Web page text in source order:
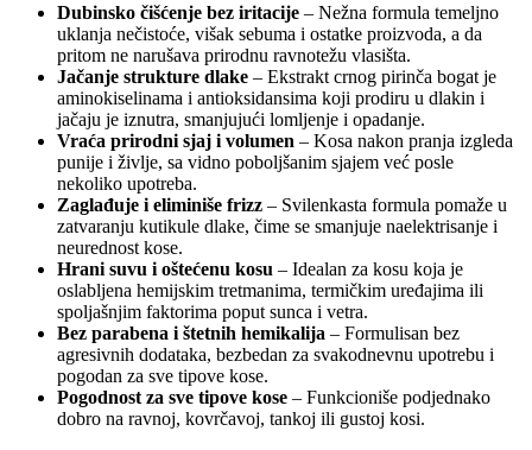
Dubinsko čišćenje bez iritacije – Nežna formula temeljno
uklanja nečistoće, višak sebuma i ostatke proizvoda, a da
pritom ne narušava prirodnu ravnotežu vlasišta.
Jačanje strukture dlake – Ekstrakt crnog pirinča bogat je
aminokiselinama i antioksidansima koji prodiru u dlakin i
jačaju je iznutra, smanjujući lomljenje i opadanje.
Vraća prirodni sjaj i volumen – Kosa nakon pranja izgleda
punije i življe, sa vidno poboljšanim sjajem već posle
nekoliko upotreba.
Zaglađuje i eliminiše frizz – Svilenkasta formula pomaže u
zatvaranju kutikule dlake, čime se smanjuje naelektrisanje i
neurednost kose.
Hrani suvu i oštećenu kosu – Idealan za kosu koja je
oslabljena hemijskim tretmanima, termičkim uređajima ili
spoljašnjim faktorima poput sunca i vetra.
Bez parabena i štetnih hemikalija – Formulisan bez
agresivnih dodataka, bezbedan za svakodnevnu upotrebu i
pogodan za sve tipove kose.
Pogodnost za sve tipove kose – Funkcioniše podjednako
dobro na ravnoj, kovrčavoj, tankoj ili gustoj kosi.